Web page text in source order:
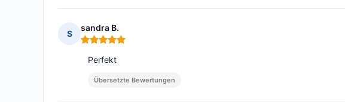
S
sandra B.
Hinweis: 5 von 5
Perfekt
Übersetzte Bewertungen